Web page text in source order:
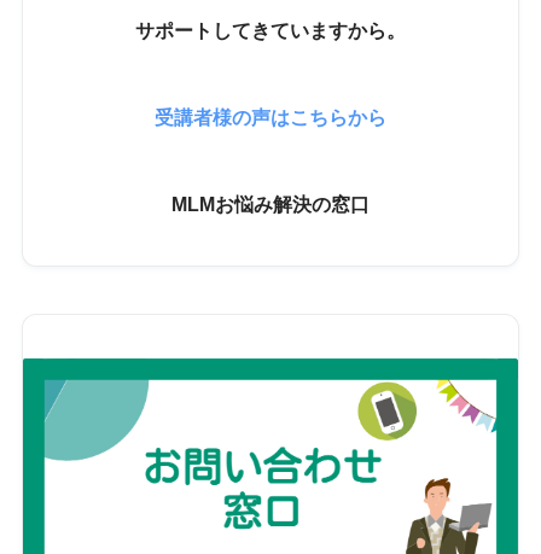
サポートしてきていますから。
受講者様の声はこちらから
MLMお悩み解決の窓口